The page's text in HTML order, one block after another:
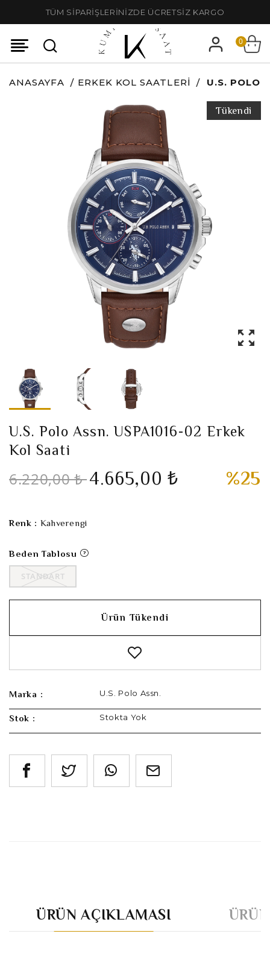
TÜM SİPARİŞLERİNİZDE ÜCRETSİZ KARGO
0
ANASAYFA ERKEK KOL SAATLERI U.S. POLO
Tükendi
U.S. Polo Assn. USPA1016-02 Erkek
Kol Saati
6.220,00 ₺4.665,00 ₺ %25
Renk : Kahverengi
Beden Tablosu
STANDART
Ürün Tükendi
Marka : U.S. Polo Assn.
Stok : Stokta Yok
ÜRÜN AÇIKLAMASI